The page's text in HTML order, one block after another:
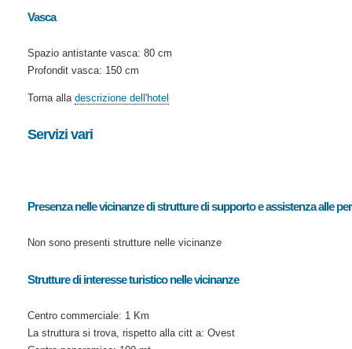
Vasca
Spazio antistante vasca: 80 cm
Profondit vasca: 150 cm
Torna alla descrizione dell'hotel
Servizi vari
Presenza nelle vicinanze di strutture di supporto e assistenza alle
Non sono presenti strutture nelle vicinanze
Strutture di interesse turistico nelle vicinanze
Centro commerciale: 1 Km
La struttura si trova, rispetto alla citt a: Ovest